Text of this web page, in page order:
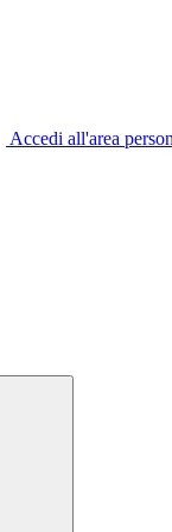
Accedi all'area